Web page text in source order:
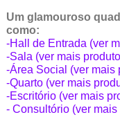
Um glamouroso
como:
-Hall de Entrada (ver
-Sala (ver mais
-Área Social (ver mais
-Quarto (ver mais
-Escritório (ver mais
- Consultório (ver